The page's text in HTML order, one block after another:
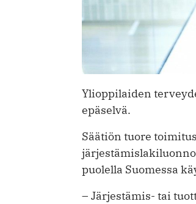
Ylioppilaiden
epäselvä.
Säätiön tuore
puolella Suomessa
– Järjestämis- tai